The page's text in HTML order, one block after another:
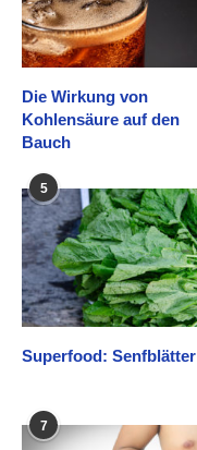
Die Wirkung von
Kohlensäure auf den
Bauch
5
Superfood: Senfblätter
7